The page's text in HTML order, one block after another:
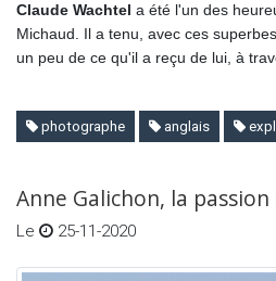
Claude Wachtel a été l'un des
Michaud. Il a tenu, avec ces
un peu de ce qu'il a reçu de lui, à
photographe anglais
Anne Galichon, la
Le 25-11-2020